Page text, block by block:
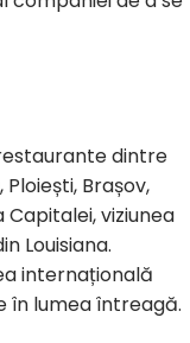
dintre
Brașov,
viziunea
Louisiana.
internațională
în lumea întreagă.